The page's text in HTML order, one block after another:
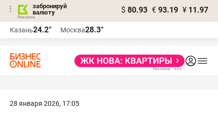
забронируй
валюту
$ 80.93 € 93.19 ¥ 11.97
Казань24.2° Москва28.3°
28 января 2026, 17:05